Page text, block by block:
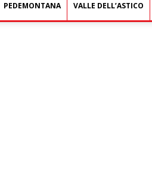
PEDEMONTANA VALLE DELL’ASTICO